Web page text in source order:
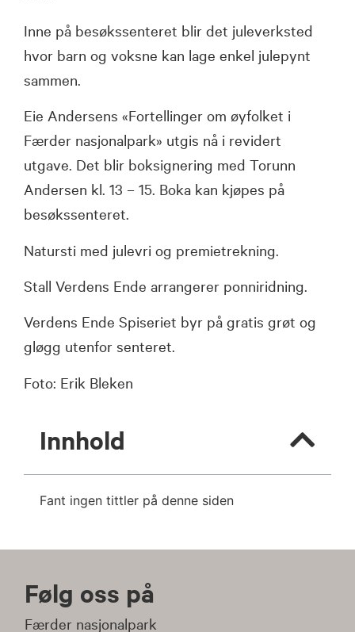
Inne på besøkssenteret blir det juleverksted
hvor barn og voksne kan lage enkel julepynt
sammen.
Eie Andersens «Fortellinger om øyfolket i
Færder nasjonalpark» utgis nå i revidert
utgave. Det blir boksignering med Torunn
Andersen kl. 13 – 15. Boka kan kjøpes på
besøkssenteret.
Natursti med julevri og premietrekning.
Stall Verdens Ende arrangerer ponniridning.
Verdens Ende Spiseriet byr på gratis grøt og
gløgg utenfor senteret.
Foto: Erik Bleken
Innhold
Fant ingen tittler på denne siden
Følg oss på
Færder nasjonalpark